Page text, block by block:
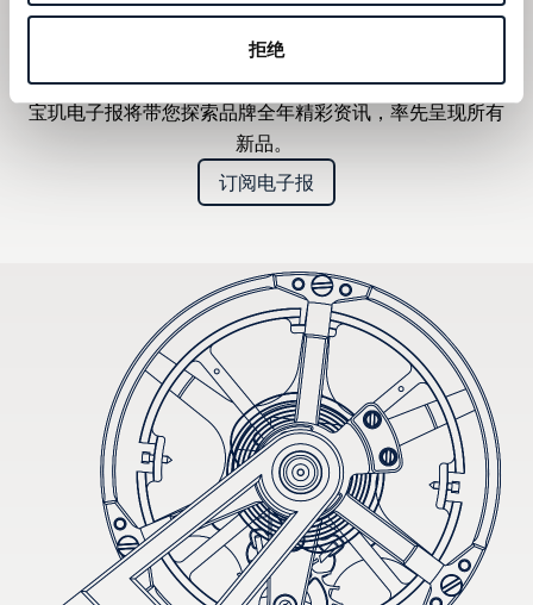
拒绝
订阅电子报
宝玑电子报将带您探索品牌全年精彩资讯，率先呈现所有
新品。
订阅电子报